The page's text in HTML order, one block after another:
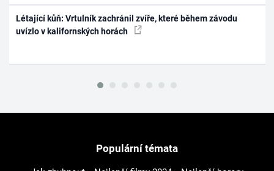
Létající kůň: Vrtulník zachránil zvíře, které během závodu
uvízlo v kalifornských horách
Populární témata